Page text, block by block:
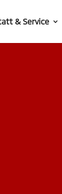
& Service